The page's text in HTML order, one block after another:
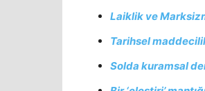
Laiklik ve
Tarihsel
Solda kuramsal